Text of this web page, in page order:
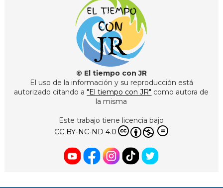
© El tiempo con JR
El uso de la información y su reproducción está
autorizado citando a "El tiempo con JR" como autora de
la misma
Este trabajo tiene licencia bajo
CC BY-NC-ND 4.0